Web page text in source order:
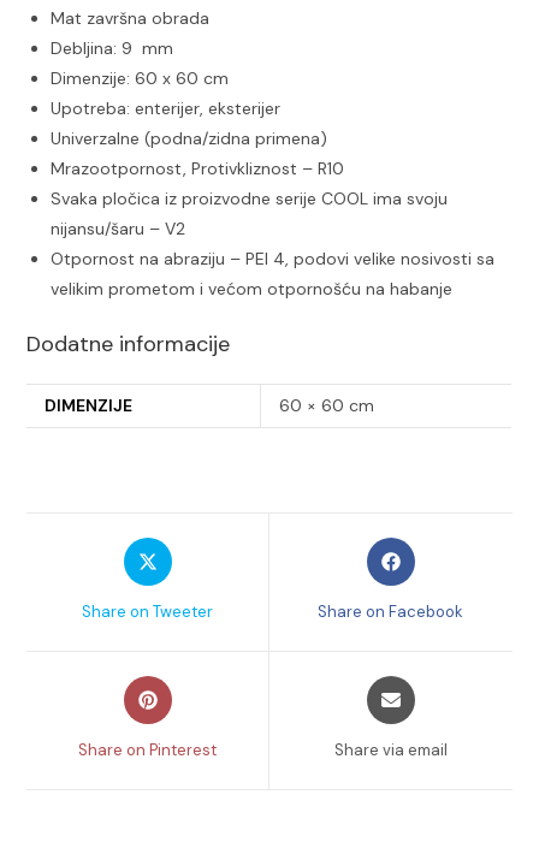
Mat završna obrada
Debljina: 9 mm
Dimenzije: 60 x 60 cm
Upotreba: enterijer, eksterijer
Univerzalne (podna/zidna primena)
Mrazootpornost, Protivkliznost – R10
Svaka pločica iz proizvodne serije COOL ima svoju
nijansu/šaru – V2
Otpornost na abraziju – PEI 4, podovi velike nosivosti sa
velikim prometom i većom otpornošću na habanje
Dodatne informacije
DIMENZIJE 60 × 60 cm
Opens
in
new
Share on Tweeter
Opens
in
new
Share on Facebook
Opens
in
new
Share on Pinterest
Opens
in
new
Share via email